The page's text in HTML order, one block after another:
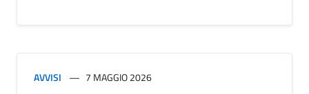
AVVISI 7 MAGGIO 2026